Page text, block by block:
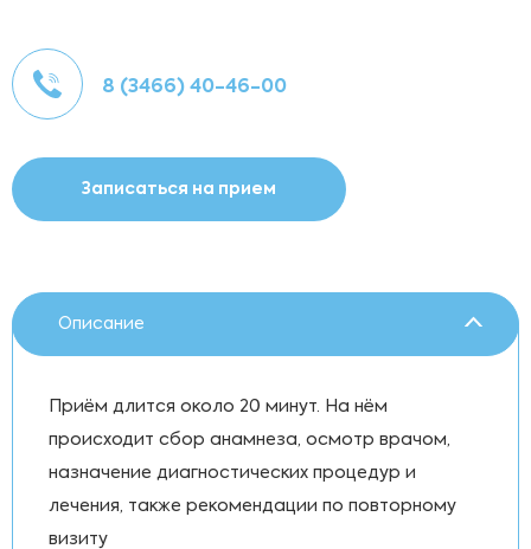
8 (3466) 40-46-00
Записаться на прием
Описание
Приём длится около 20 минут. На нём
происходит сбор анамнеза, осмотр врачом,
назначение диагностических процедур и
лечения, также рекомендации по повторному
визиту